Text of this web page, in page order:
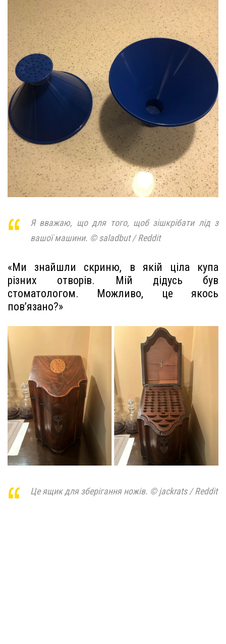
Я вважаю, що для того, щоб зішкрібати лід з
вашої машини. © saladbut / Reddit
«Ми знайшли скриню, в якій ціла купа
різних отворів. Мій дідусь був
стоматологом. Можливо, це якось
пов’язано?»
Це ящик для зберігання ножів. © jackrats / Reddit